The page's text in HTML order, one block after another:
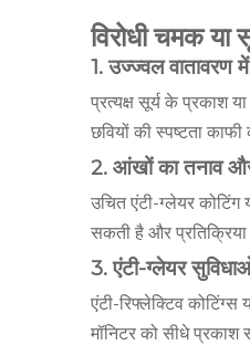
विरोधी चमक
1. उज्ज्वल वातावरण
प्रत्यक्ष सूर्य के प्रकाश
छवियों की स्पष्टता
2. आंखों का तनाव
उचित एंटी-ग्लेयर
सकती है और प्रतिक्रिया
3. एंटी-ग्लेयर
एंटी-रिफ्लेक्टिव
मॉनिटर को सीधे